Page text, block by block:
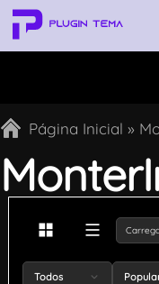
Página Inicial »
Todos